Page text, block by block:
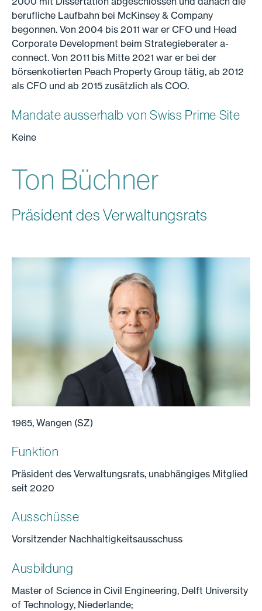
berufliche Laufbahn bei McKinsey & Company
begonnen. Von 2004 bis 2011 war er CFO und Head
Corporate Development beim Strategieberater a-
connect. Von 2011 bis Mitte 2021 war er bei der
börsenkotierten Peach Property Group tätig, ab 2012
als CFO und ab 2015 zusätzlich als COO.
Mandate ausserhalb von Swiss Prime Site
Keine
Ton Büchner
Präsident des Verwaltungsrats
1965, Wangen (SZ)
Funktion
Präsident des Verwaltungsrats, unabhängiges Mitglied
seit 2020
Ausschüsse
Vorsitzender Nachhaltigkeitsausschuss
Ausbildung
Master of Science in Civil Engineering, Delft University
of Technology, Niederlande;